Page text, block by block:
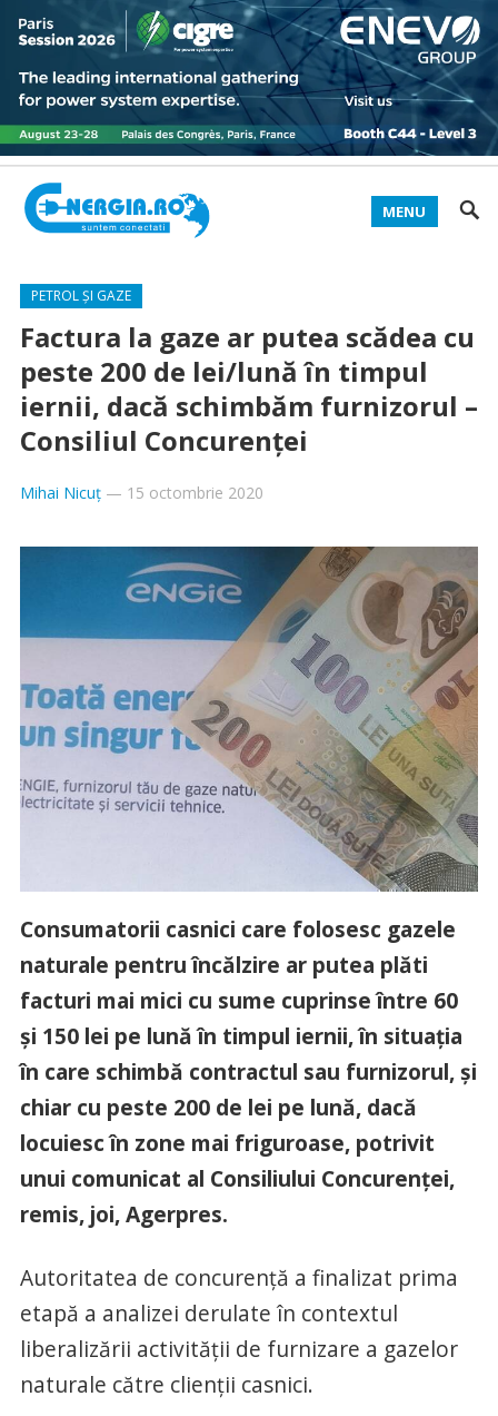
MENU
PETROL ȘI GAZE
Factura la gaze ar putea scădea cu
peste 200 de lei/lună în timpul
iernii, dacă schimbăm furnizorul –
Consiliul Concurenţei
Mihai Nicuț— 15 octombrie 2020
Consumatorii casnici care folosesc gazele
naturale pentru încălzire ar putea plăti
facturi mai mici cu sume cuprinse între 60
şi 150 lei pe lună în timpul iernii, în situaţia
în care schimbă contractul sau furnizorul, şi
chiar cu peste 200 de lei pe lună, dacă
locuiesc în zone mai friguroase, potrivit
unui comunicat al Consiliului Concurenţei,
remis, joi, Agerpres.
Autoritatea de concurenţă a finalizat prima
etapă a analizei derulate în contextul
liberalizării activităţii de furnizare a gazelor
naturale către clienţii casnici.